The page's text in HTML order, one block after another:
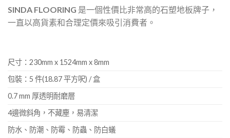
SINDA FLOORING 是一個性價比非常高的石塑地板牌子，
一直以高貨素和合理定價來吸引消費者。
尺寸：230mm x 1524mm x 8mm
包裝：5 件(18.87 平方呎) / 盒
0.7 mm 厚透明耐磨層
4邊微斜角，不藏塵，易清潔
防水、防潮、防霉、防蟲、防白蟻